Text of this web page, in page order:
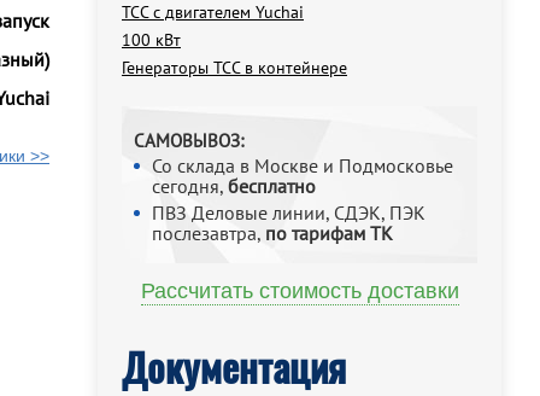
ТСС с двигателем Yuchai
100 кВт
Генераторы ТСС в контейнере
САМОВЫВОЗ:
Со склада в Москве и Подмосковье
сегодня, бесплатно
ПВЗ Деловые линии, СДЭК, ПЭК
послезавтра, по тарифам ТК
Рассчитать стоимость доставки
Документация
>>